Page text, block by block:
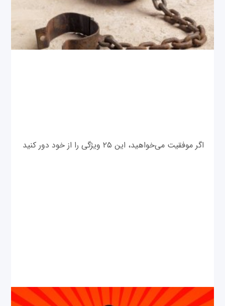
اگر موفقیت می‌خواهید، این ۲۵ ویژگی را از خود دور کنید